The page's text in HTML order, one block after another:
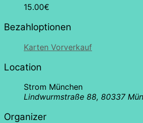
15.00€
Bezahloptionen
Karten Vorverkauf
Location
Strom München
Lindwurmstraße 88, 80337
Organizer